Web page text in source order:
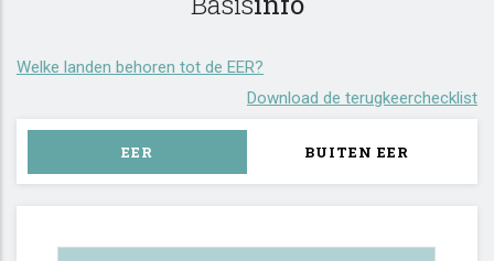
Welke landen behoren tot de EER?
Download de terugkeerchecklist
EER BUITEN EER